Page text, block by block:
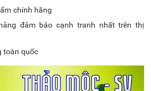
chính hãng
đảm bảo cạnh tranh nhất trên thị
toàn quốc